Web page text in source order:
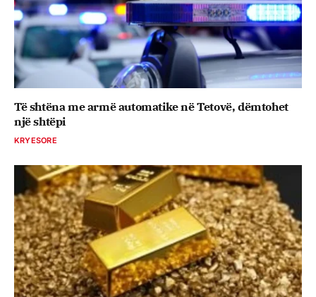
Të shtëna me armë automatike në Tetovë, dëmtohet
një shtëpi
KRYESORE